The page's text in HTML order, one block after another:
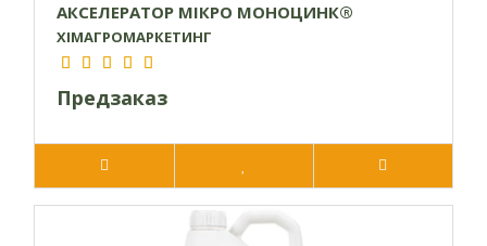
АКСЕЛЕРАТОР МІКРО МОНОЦИНК®
ХІМАГРОМАРКЕТИНГ
Предзаказ